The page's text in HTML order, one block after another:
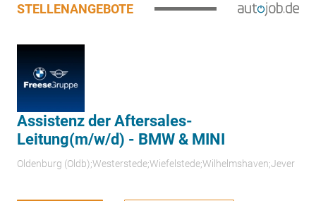
STELLENANGEBOTE
Assistenz der Aftersales-
Leitung(m/w/d) - BMW & MINI
Oldenburg (Oldb);Westerstede;Wiefelstede;Wilhelmshaven;Jever